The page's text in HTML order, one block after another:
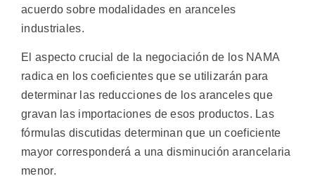
acuerdo sobre modalidades en aranceles
industriales.
El aspecto crucial de la negociación de los NAMA
radica en los coeficientes que se utilizarán para
determinar las reducciones de los aranceles que
gravan las importaciones de esos productos. Las
fórmulas discutidas determinan que un coeficiente
mayor corresponderá a una disminución arancelaria
menor.